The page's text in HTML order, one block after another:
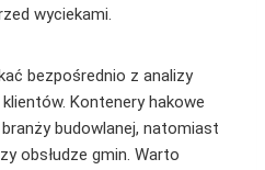
wyciekami.
bezpośrednio z analizy
Kontenery hakowe
budowlanej, natomiast
obsłudze gmin. Warto